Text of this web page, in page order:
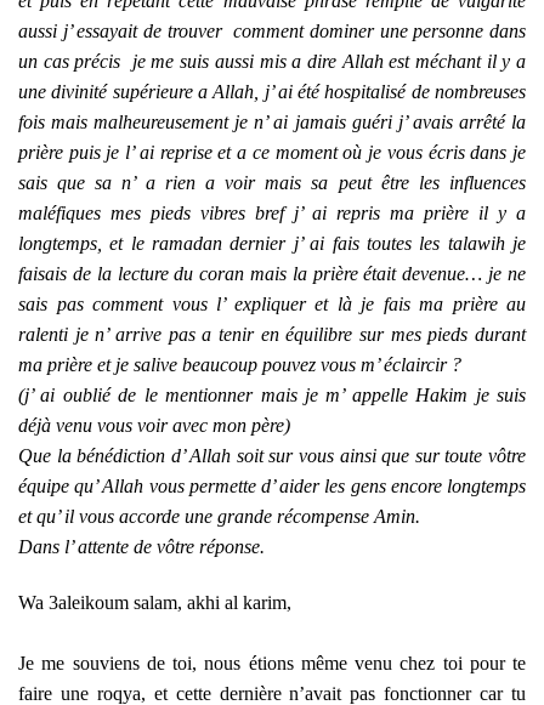
aussi j’ essayait de trouver comment dominer une personne dans
un cas précis je me suis aussi mis a dire Allah est méchant il y a
une divinité supérieure a Allah, j’ ai été hospitalisé de nombreuses
fois mais malheureusement je n’ ai jamais guéri j’ avais arrêté la
prière puis je l’ ai reprise et a ce moment où je vous écris dans je
sais que sa n’ a rien a voir mais sa peut être les influences
maléfiques mes pieds vibres bref j’ ai repris ma prière il y a
longtemps, et le ramadan dernier j’ ai fais toutes les talawih je
faisais de la lecture du coran mais la prière était devenue… je ne
sais pas comment vous l’ expliquer et là je fais ma prière au
ralenti je n’ arrive pas a tenir en équilibre sur mes pieds durant
ma prière et je salive beaucoup pouvez vous m’ éclaircir ?
(j’ ai oublié de le mentionner mais je m’ appelle Hakim je suis
déjà venu vous voir avec mon père)
Que la bénédiction d’ Allah soit sur vous ainsi que sur toute vôtre
équipe qu’ Allah vous permette d’ aider les gens encore longtemps
et qu’ il vous accorde une grande récompense Amin.
Dans l’ attente de vôtre réponse.
Wa 3aleikoum salam, akhi al karim,
Je me souviens de toi, nous étions même venu chez toi pour te
faire une roqya, et cette dernière n’avait pas fonctionner car tu